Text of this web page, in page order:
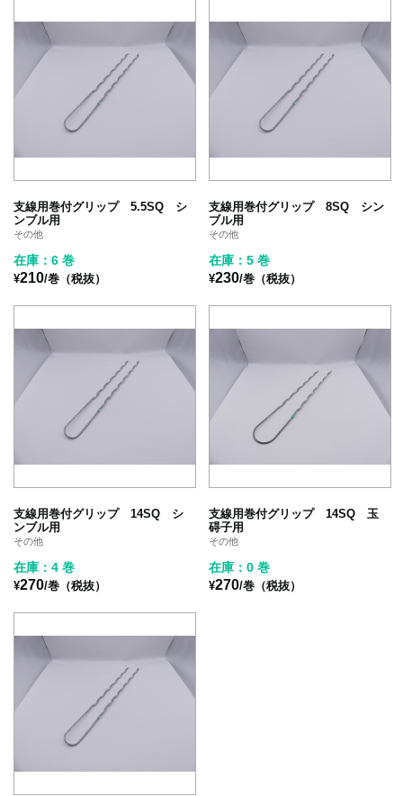
支線用巻付グリップ 5.5SQ シ
ンブル用
その他
在庫：6 巻
¥210/巻（税抜）
支線用巻付グリップ 8SQ シン
ブル用
その他
在庫：5 巻
¥230/巻（税抜）
支線用巻付グリップ 14SQ シ
ンブル用
その他
在庫：4 巻
¥270/巻（税抜）
支線用巻付グリップ 14SQ 玉
碍子用
その他
在庫：0 巻
¥270/巻（税抜）